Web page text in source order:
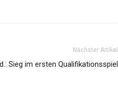
Nächster Artikel
Sieg im ersten Qualifikationsspiel